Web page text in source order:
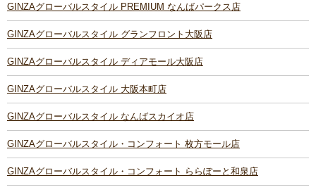
GINZAグローバルスタイル PREMIUM なんばパークス店
GINZAグローバルスタイル グランフロント大阪店
GINZAグローバルスタイル ディアモール大阪店
GINZAグローバルスタイル 大阪本町店
GINZAグローバルスタイル なんばスカイオ店
GINZAグローバルスタイル・コンフォート 枚方モール店
GINZAグローバルスタイル・コンフォート ららぽーと和泉店